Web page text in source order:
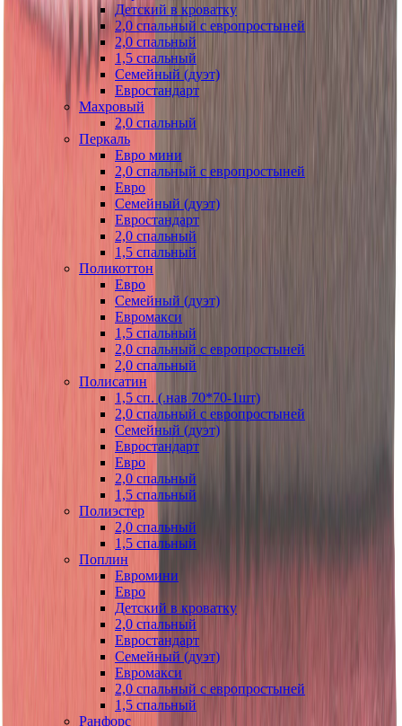
Детский в кроватку
2,0 спальный с европростыней
2,0 спальный
1,5 спальный
Семейный (дуэт)
Евростандарт
Махровый
2,0 спальный
Перкаль
Евро мини
2,0 спальный с европростыней
Евро
Семейный (дуэт)
Евростандарт
2,0 спальный
1,5 спальный
Поликоттон
Евро
Семейный (дуэт)
Евромакси
1,5 спальный
2,0 спальный с европростыней
2,0 спальный
Полисатин
1,5 сп. (.нав 70*70-1шт)
2,0 спальный с европростыней
Семейный (дуэт)
Евростандарт
Евро
2,0 спальный
1,5 спальный
Полиэстер
2,0 спальный
1,5 спальный
Поплин
Евромини
Евро
Детский в кроватку
2,0 спальный
Евростандарт
Семейный (дуэт)
Евромакси
2,0 спальный с европростыней
1,5 спальный
Ранфорс